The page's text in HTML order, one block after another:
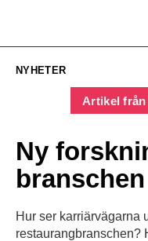
NYHETER
Artikel
Ny
branschen
Hur ser karriärvägarna
restaurangbranschen?